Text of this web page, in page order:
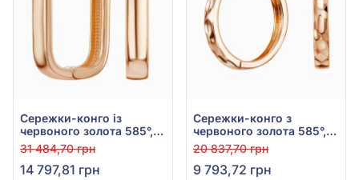
Сережки-конго із
червоного золота 585°,
арт. 110709
31 484,70 грн
14 797,81 грн
Сережки-конго з
червоного золота 585°,
арт. 110880
20 837,70 грн
9 793,72 грн